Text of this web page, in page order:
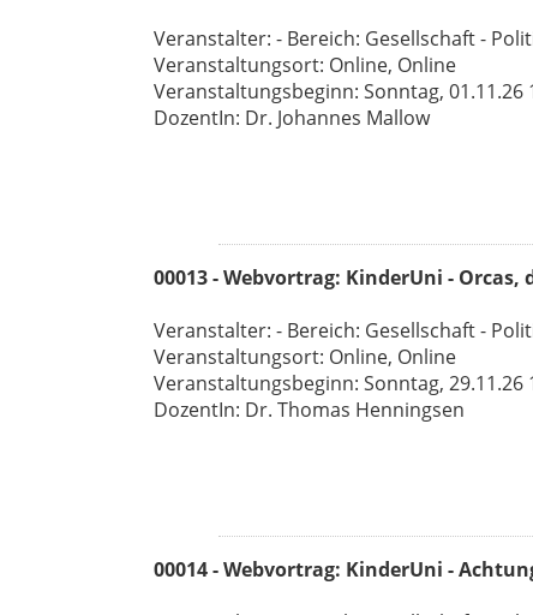
Veranstalter: - Bereich: Gesellschaft -
Veranstaltungsort: Online, Online
Veranstaltungsbeginn: Sonntag, 01.11.26
DozentIn: Dr. Johannes Mallow
00013 - Webvortrag: KinderUni - Orcas,
Veranstalter: - Bereich: Gesellschaft -
Veranstaltungsort: Online, Online
Veranstaltungsbeginn: Sonntag, 29.11.26
DozentIn: Dr. Thomas Henningsen
00014 - Webvortrag: KinderUni -